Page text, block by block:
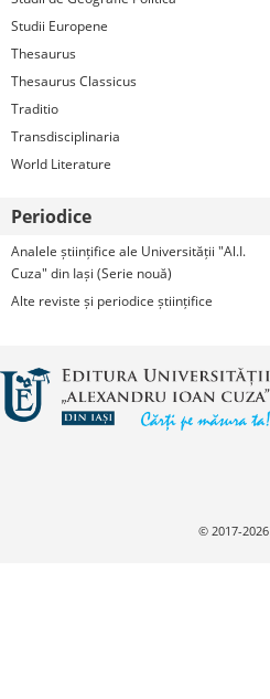
Studii Europene
Thesaurus
Thesaurus Classicus
Traditio
Transdisciplinaria
World Literature
Periodice
Analele științifice ale Universității "Al.I.
Cuza" din Iași (Serie nouă)
Alte reviste și periodice științifice
© 2017-2026